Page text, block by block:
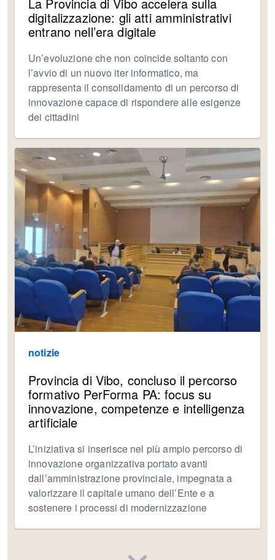
digitalizzazione: gli atti amministrativi
entrano nell’era digitale
Un’evoluzione che non coincide soltanto con
l’avvio di un nuovo iter informatico, ma
rappresenta il consolidamento di un percorso di
innovazione capace di rispondere alle esigenze
dei cittadini
notizie
Provincia di Vibo, concluso il percorso
formativo PerForma PA: focus su
innovazione, competenze e intelligenza
artificiale
L’iniziativa si inserisce nel più ampio percorso di
innovazione organizzativa portato avanti
dall’amministrazione provinciale, impegnata a
valorizzare il capitale umano dell’Ente e a
sostenere i processi di modernizzazione